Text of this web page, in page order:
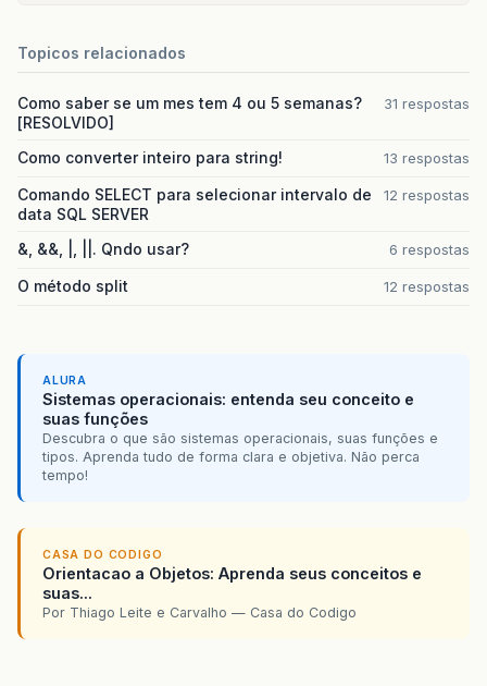
Topicos relacionados
Como saber se um mes tem 4 ou 5 semanas?
[RESOLVIDO]
31 respostas
Como converter inteiro para string! 13 respostas
Comando SELECT para selecionar intervalo de
data SQL SERVER
12 respostas
&, &&, |, ||. Qndo usar? 6 respostas
O método split 12 respostas
ALURA
Sistemas operacionais: entenda seu conceito e
suas funções
Descubra o que são sistemas operacionais, suas funções e
tipos. Aprenda tudo de forma clara e objetiva. Não perca
tempo!
CASA DO CODIGO
Orientacao a Objetos: Aprenda seus conceitos e
suas...
Por Thiago Leite e Carvalho — Casa do Codigo